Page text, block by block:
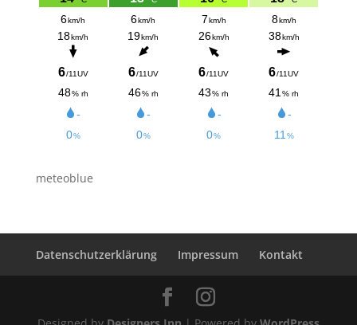
meteoblue
Datenschutzerklärung Impressum Kontakt